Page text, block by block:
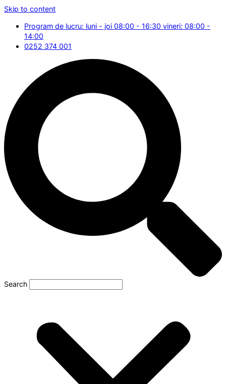
Skip to content
Program de lucru: luni - joi 08:00 - 16:30 vineri: 08:00 -
14:00
0252 374 001
Search